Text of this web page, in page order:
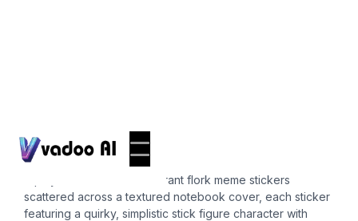
flork meme
A playful assortment of vibrant flork meme stickers
scattered across a textured notebook cover, each sticker
featuring a quirky, simplistic stick figure character with